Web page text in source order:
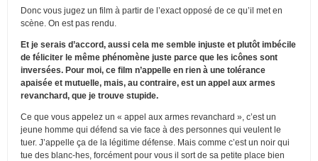
Donc vous jugez un film à partir de l’exact opposé de ce qu’il met en
scène. On est pas rendu.
Et je serais d’accord, aussi cela me semble injuste et plutôt imbécile
de féliciter le même phénomène juste parce que les icônes sont
inversées. Pour moi, ce film n’appelle en rien à une tolérance
apaisée et mutuelle, mais, au contraire, est un appel aux armes
revanchard, que je trouve stupide.
Ce que vous appelez un « appel aux armes revanchard », c’est un
jeune homme qui défend sa vie face à des personnes qui veulent le
tuer. J’appelle ça de la légitime défense. Mais comme c’est un noir qui
tue des blanc-hes, forcément pour vous il sort de sa petite place bien